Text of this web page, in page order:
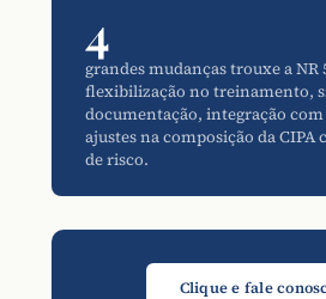
4
grandes mudanças trouxe a NR
flexibilização no treinamento,
documentação, integração com
ajustes na composição da CIPA
de risco.
Clique e fale